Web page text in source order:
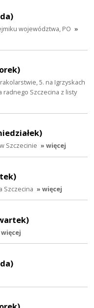
województwa, PO »
5. na Igrzyskach
radnego Szczecina z listy
Szczecinie » więcej
Szczecina » więcej